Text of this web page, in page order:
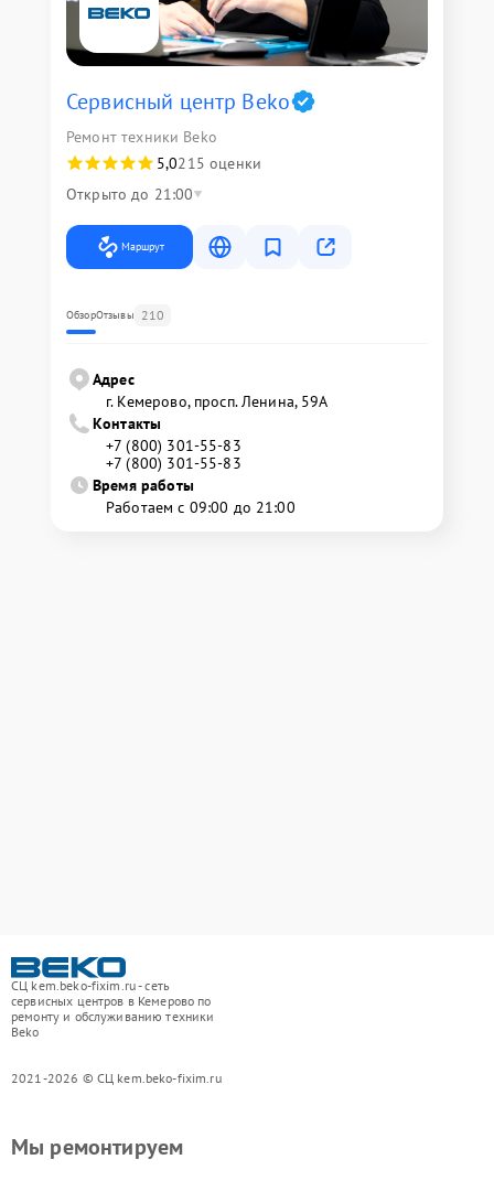
Сервисный центр Beko
Ремонт техники Beko
5,0215 оценки
Открыто до 21:00
Маршрут
ОбзорОтзывы 210
Адрес
г. Кемерово, просп. Ленина, 59А
Контакты
+7 (800) 301-55-83
+7 (800) 301-55-83
Время работы
Работаем с 09:00 до 21:00
СЦ kem.beko-fixim.ru - сеть
сервисных центров в Кемерово по
ремонту и обслуживанию техники
Beko
2021-2026 © СЦ kem.beko-fixim.ru
Мы ремонтируем